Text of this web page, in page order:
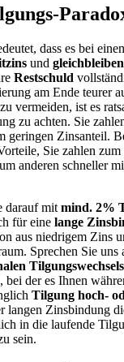
dass es bei
und
Restschuld
am Ende teurer
vermeiden, ist es
zu achten. Sie
geringen Zinsanteil.
Sie zahlen zum
anderen schneller
darauf mit mind. 2%
für eine lange
aus niedrigem Zins
Sprechen Sie uns
Tilgungswechsels
bei der es Ihnen
Tilgung hoch-
langen Zinsbindung
in die laufende
sein.